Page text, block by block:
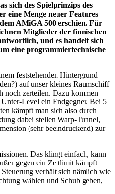
sich des Spielprinzips des
eine Menge neuer Features
AMiGA 500 erschien. Für
Mitglieder der finnischen
und es handelt sich
eine programmiertechnische
feststehenden Hintergrund
auf unser kleines Raumschiff
noch zerteilen. Dazu kommen
Level ein Endgegner. Bei 5
kämpft man sich also durch
dabei stellen Warp-Tunnel,
(sehr beeindruckend) zur
Das klingt einfach, kann
gegen ein Zeitlimit kämpft
verhält sich nämlich wie
wählen und Schub geben,